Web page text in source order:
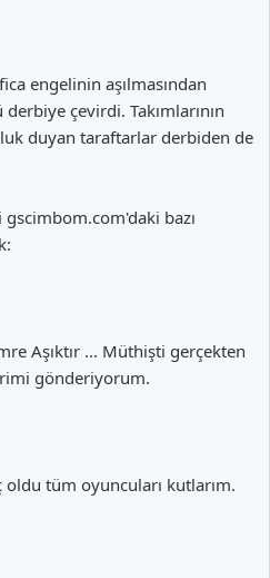
engelinin aşılmasından
çevirdi. Takımlarının
duyan taraftarlar derbiden de
bazı
Aşıktır ... Müthişti gerçekten
gönderiyorum.
tüm oyuncuları kutlarım.